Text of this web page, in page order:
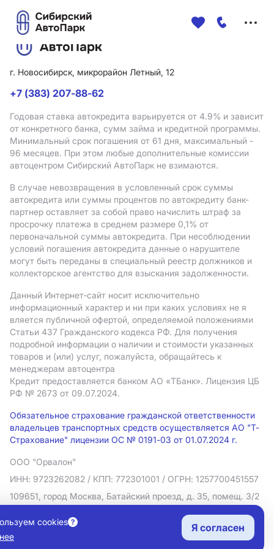
г. Новосибирск, микрорайон Летный, 12
+7 (383) 207-88-62
Годовая ставка автокредита варьируется от 4.9% и зависит
от конкретного банка, сумм займа и кредитной программы.
Минимальный срок погашения от 61 дня, максимальный -
96 месяцев. При этом любые дополнительные комиссии
автоцентром Сибирский АвтоПарк не взимаются.
В случае невозвращения в условленный срок суммы
автокредита или суммы процентов по автокредиту банк-
партнер оставляет за собой право начислить штраф за
просрочку платежа в среднем размере 0,1% от
первоначальной суммы автокредита. При несоблюдении
условий погашения автокредита данные о нарушителе
могут быть переданы в специальный реестр должников и
коллекторское агентство для взыскания задолженности.
Данный Интернет-сайт носит исключительно
информационный характер и ни при каких условиях не я
вляется публичной офертой, определяемой положениями
Статьи 437 Гражданского кодекса РФ. Для получения
подробной информации о наличии и стоимости указанных
товаров и (или) услуг, пожалуйста, обращайтесь к
менеджерам автоцентра
Кредит предоставляется банком АO «ТБанк». Лицензия ЦБ
РФ № 2673 от 09.07.2024.
Обязательное страхование гражданской ответственности
владельцев транспортных средств осуществляется АО "Т-
Страхование" лицензии ОС № 0191-03 от 01.07.2024 г.
ООО "Орвалон"
ИНН: 9723262082 / КПП: 772301001 / ОГРН: 1257700451557
109651, город Москва, Батайский проезд, д. 35, помещ. 3/2
Политика в отношении обработки персональных данных
Согласие на рекламную рассылку
Правовая информация
cookies
Я согласен